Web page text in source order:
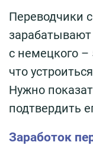
Переводчики
зарабатывают
с немецкого –
что
Нужно
подтвердить
Заработок